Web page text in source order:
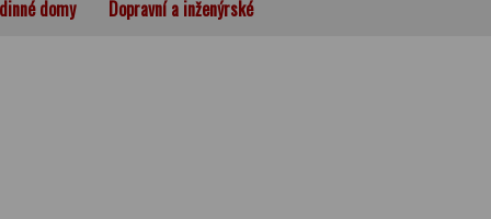
domy Dopravní a inženýrské